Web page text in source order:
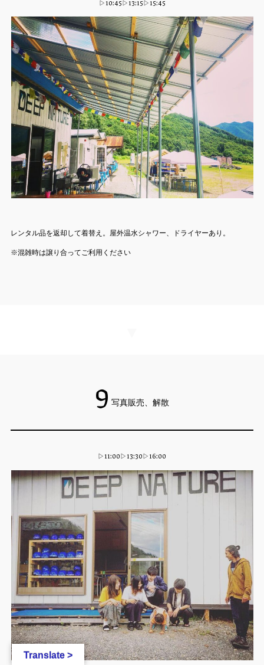
8お着替え
▷10:45▷13:15▷15:45
9写真販売、解散
▷11:00▷13:30▷16:00
Translate >